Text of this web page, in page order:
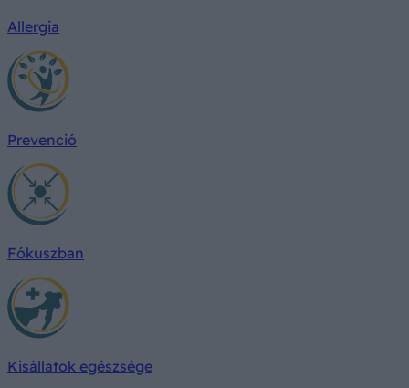
Allergia
Prevenció
Fókuszban
Kisállatok egészsége